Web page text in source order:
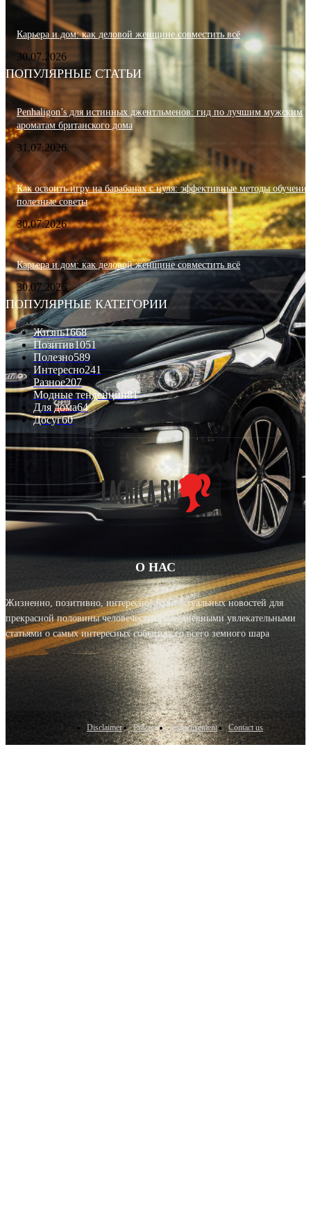
Карьера и дом: как деловой женщине совместить всё
30.07.2026
ПОПУЛЯРНЫЕ СТАТЬИ
Penhaligon’s для истинных джентльменов: гид по лучшим мужским
ароматам британского дома
31.07.2026
Как освоить игру на барабанах с нуля: эффективные методы
полезные советы
30.07.2026
Карьера и дом: как деловой женщине совместить всё
30.07.2026
ПОПУЛЯРНЫЕ КАТЕГОРИИ
Жизнь1668
Позитив1051
Полезно589
Интересно241
Разное207
Модные тенденции81
Для дома64
Досуг60
О НАС
Жизненно, позитивно, интересно! Блог актуальных новостей для
прекрасной половины человечества с ежедневными увлекательными
статьями о самых интересных событиях со всего земного шара
Disclaimer Privacy Advertisement Contact us